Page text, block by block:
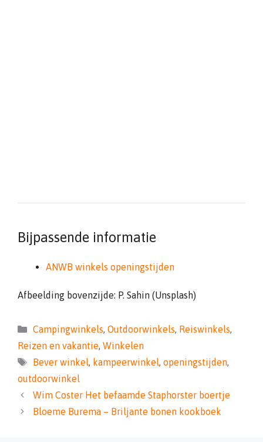
Bijpassende informatie
ANWB winkels openingstijden
Afbeelding bovenzijde: P. Sahin (Unsplash)
Categorieën
Campingwinkels, Outdoorwinkels, Reiswinkels,
Reizen en vakantie, Winkelen
Tags
Bever winkel, kampeerwinkel, openingstijden,
outdoorwinkel
Wim Coster Het befaamde Staphorster boertje
Bloeme Burema – Briljante bonen kookboek